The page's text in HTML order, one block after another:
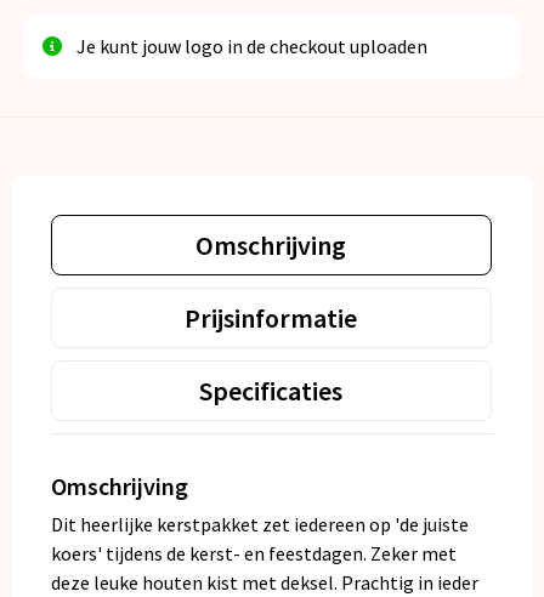
Je kunt jouw logo in de checkout uploaden
Omschrijving
Prijsinformatie
Specificaties
Omschrijving
Dit heerlijke kerstpakket zet iedereen op 'de juiste
koers' tijdens de kerst- en feestdagen. Zeker met
deze leuke houten kist met deksel. Prachtig in ieder